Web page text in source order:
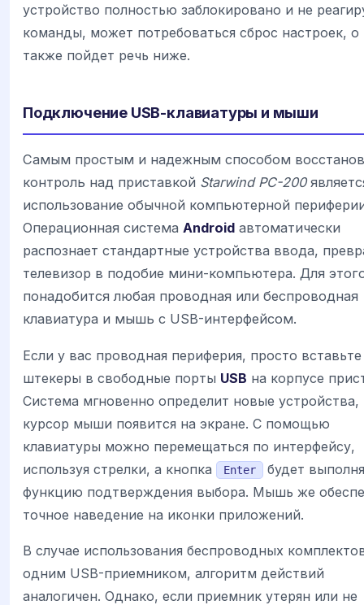
устройство полностью заблокировано и не
команды, может потребоваться сброс настроек, о
также пойдет речь ниже.
Подключение USB-клавиатуры и мыши
Самым простым и надежным способом
контроль над приставкой Starwind PC-200
использование обычной компьютерной
Операционная система Android автоматически
распознает стандартные устройства ввода,
телевизор в подобие мини-компьютера. Для
понадобится любая проводная или беспроводная
клавиатура и мышь с USB-интерфейсом.
Если у вас проводная периферия, просто вставьте
штекеры в свободные порты USB на корпусе
Система мгновенно определит новые устройства,
курсор мыши появится на экране. С помощью
клавиатуры можно перемещаться по интерфейсу,
используя стрелки, а кнопка
Enter
будет
функцию подтверждения выбора. Мышь же
точное наведение на иконки приложений.
В случае использования беспроводных
одним USB-приемником, алгоритм действий
аналогичен. Однако, если приемник утерян или не